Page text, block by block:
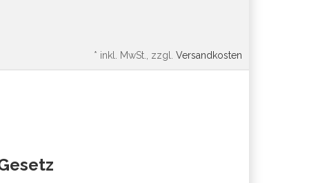
* inkl. MwSt., zzgl. Versandkosten